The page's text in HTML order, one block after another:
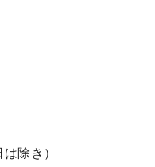
除き）